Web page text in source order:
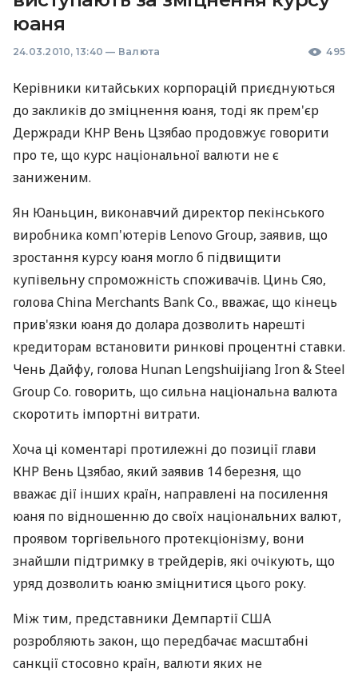
юаня
24.03.2010, 13:40 — Валюта 495
Керівники китайських корпорацій приєднуються
до закликів до зміцнення юаня, тоді як прем'єр
Держради КНР Вень Цзябао продовжує говорити
про те, що курс національної валюти не є
заниженим.
Ян Юаньцин, виконавчий директор пекінського
виробника комп'ютерів Lenovo Group, заявив, що
зростання курсу юаня могло б підвищити
купівельну спроможність споживачів. Цинь Сяо,
голова China Merchants Bank Co., вважає, що кінець
прив'язки юаня до долара дозволить нарешті
кредиторам встановити ринкові процентні ставки.
Чень Дайфу, голова Hunan Lengshuijiang Iron & Steel
Group Co. говорить, що сильна національна валюта
скоротить імпортні витрати.
Хоча ці коментарі протилежні до позиції глави
КНР Вень Цзябао, який заявив 14 березня, що
вважає дії інших країн, направлені на посилення
юаня по відношенню до своїх національних валют,
проявом торгівельного протекціонізму, вони
знайшли підтримку в трейдерів, які очікують, що
уряд дозволить юаню зміцнитися цього року.
Між тим, представники Демпартії США
розробляють закон, що передбачає масштабні
санкції стосовно країн, валюти яких не